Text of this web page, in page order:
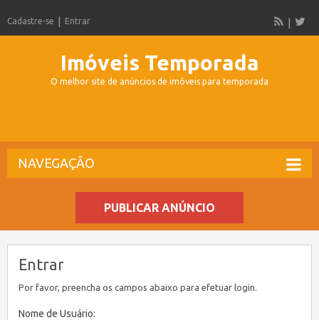
Cadastre-se Entrar
Imóveis Temporada
O melhor site de anúncios de imóveis para temporada
NAVEGAÇÃO
PUBLICAR ANÚNCIO
Entrar
Por favor, preencha os campos abaixo para efetuar login.
Nome de Usuário: